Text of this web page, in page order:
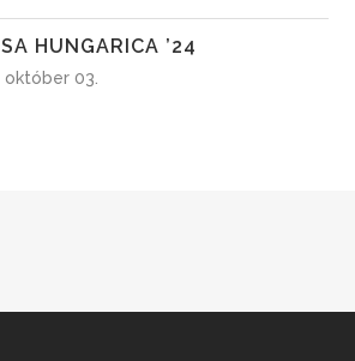
HUNGARICA ’24
október 03.